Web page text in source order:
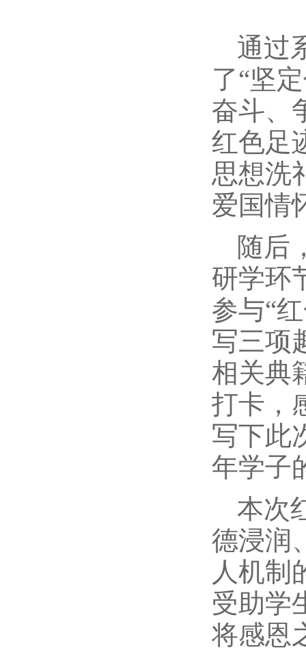
通过
了“坚
奋斗、
红色足
思想洗
爱国情
随后
研学环
参与“
写三项
相关典
打卡，
写下此
年学子
本次
德浸润
人机制
受助学
将感恩